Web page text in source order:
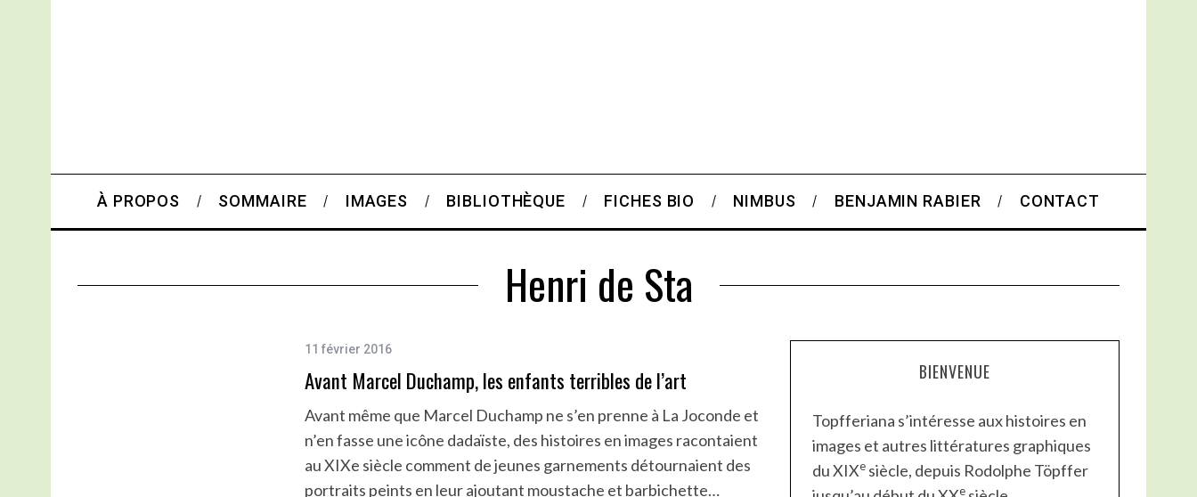
À PROPOS SOMMAIRE IMAGES BIBLIOTHÈQUE FICHES BIO NIMBUS BENJAMIN RABIER CONTACT
Henri de Sta
11 février 2016
Avant Marcel Duchamp, les enfants terribles de l’art
Avant même que Marcel Duchamp ne s’en prenne à La Joconde et
n’en fasse une icône dadaïste, des histoires en images racontaient
au XIXe siècle comment de jeunes garnements détournaient des
portraits peints en leur ajoutant moustache et barbichette…
BIENVENUE
Topfferiana s’intéresse aux histoires en
images et autres littératures graphiques
du XIXe siècle, depuis Rodolphe Töpffer
e